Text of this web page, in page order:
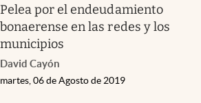
Pelea por el endeudamiento
bonaerense en las redes y los
municipios
David Cayón
martes, 06 de Agosto de 2019